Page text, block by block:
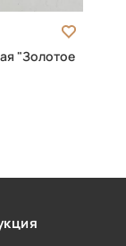
"Золотое